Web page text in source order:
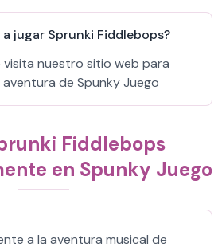
jugar Sprunki Fiddlebops?
visita nuestro sitio web para
de Spunky Juego
Fiddlebops
en Spunky Juego
a la aventura musical de